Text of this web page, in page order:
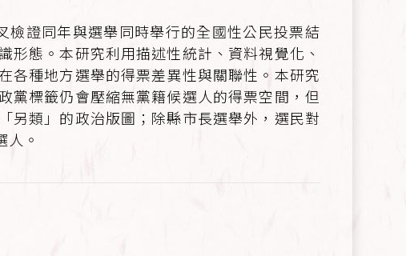
證同年與選舉同時舉行的全國性公民投票結
態。本研究利用描述性統計、資料視覺化、
各種地方選舉的得票差異性與關聯性。本研究
黨標籤仍會壓縮無黨籍候選人的得票空間，但
另類」的政治版圖；除縣市長選舉外，選民對
。